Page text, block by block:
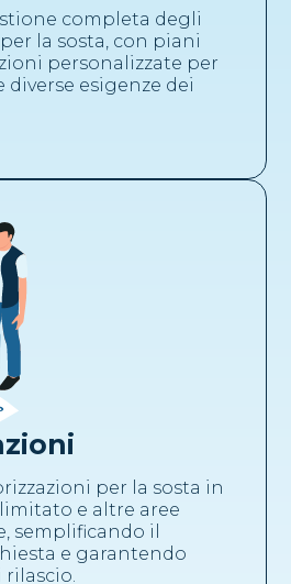
completa degli
la sosta, con piani
personalizzate per
diverse esigenze dei
per la sosta in
e altre aree
semplificando il
e garantendo